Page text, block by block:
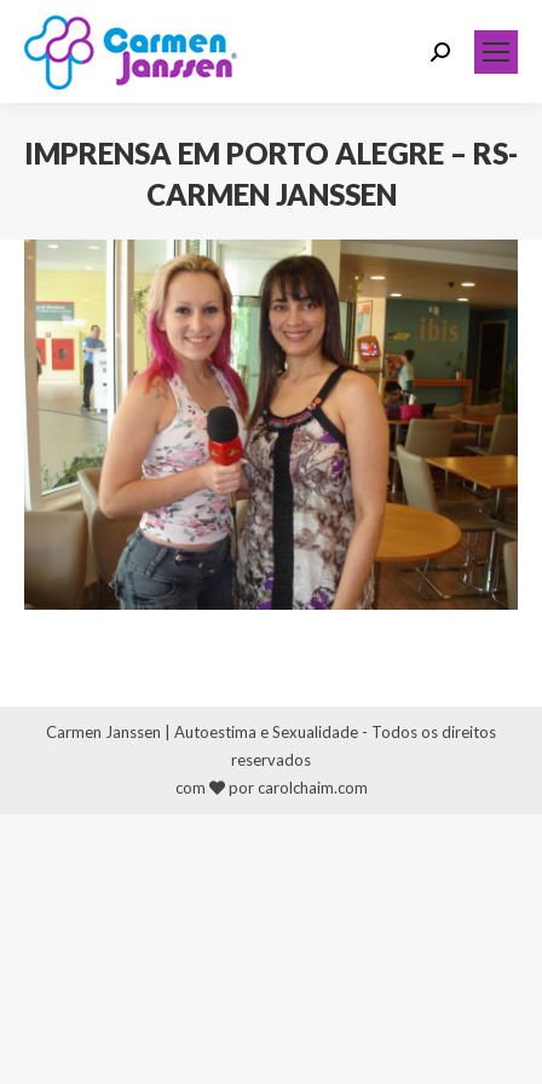
Search:
IMPRENSA EM PORTO ALEGRE – RS-
CARMEN JANSSEN
Carmen Janssen | Autoestima e Sexualidade - Todos os direitos
reservados
com
por carolchaim.com